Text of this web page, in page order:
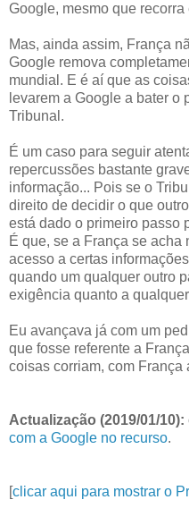
Google, mesmo que
Mas, ainda assim, França
Google remova
mundial. E é aí que as
levarem a Google a bater o
Tribunal.
É um caso para seguir
repercussões bastante
informação... Pois se o
direito de decidir o que
está dado o primeiro passo
É que, se a França se
acesso a certas
quando um qualquer outro
exigência quanto a
Eu avançava já com um
que fosse referente a
coisas corriam, com França
Actualização (2019/01/10):
com a Google no recurso.
[clicar aqui para mostrar o